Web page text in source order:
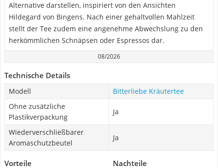
Alternative darstellen, inspiriert von den Ansichten
Hildegard von Bingens. Nach einer gehaltvollen Mahlzeit
stellt der Tee zudem eine angenehme Abwechslung zu den
herkömmlichen Schnäpsen oder Espressos dar.
08/2026
Technische Details
Modell
Bitterliebe Kräutertee
Ohne zusätzliche
Plastikverpackung
Ja
Wiederverschließbarer
Aromaschutzbeutel
Ja
Vorteile Nachteile